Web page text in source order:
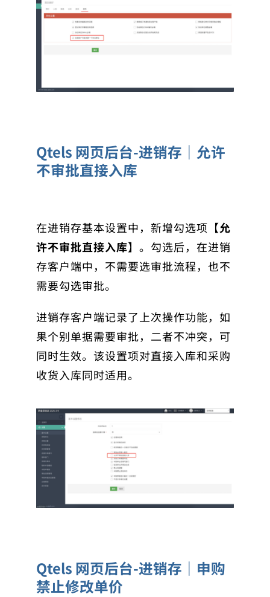
Qtels 网页后台-进销存｜允许
不审批直接入库
在进销存基本设置中，新增勾选项【允
许不审批直接入库】。勾选后，在进销
存客户端中，不需要选审批流程，也不
需要勾选审批。
进销存客户端记录了上次操作功能，如
果个别单据需要审批，二者不冲突，可
同时生效。该设置项对直接入库和采购
收货入库同时适用。
Qtels 网页后台-进销存｜申购
禁止修改单价